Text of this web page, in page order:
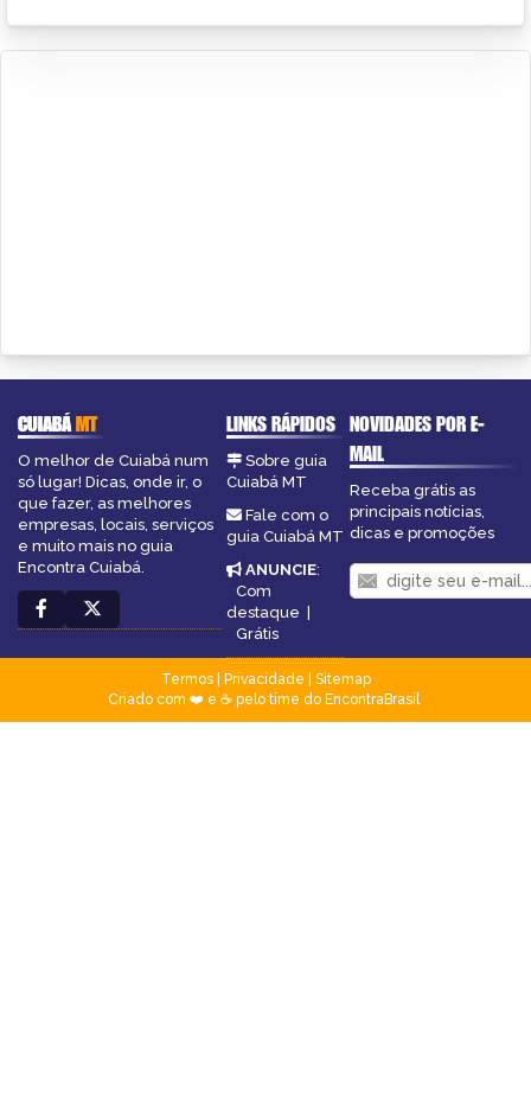
CUIABÁMT
O melhor de Cuiabá num
só lugar! Dicas, onde ir, o
que fazer, as melhores
empresas, locais, serviços
e muito mais no guia
Encontra Cuiabá.
LINKS RÁPIDOS
Sobre guia
Cuiabá MT
Fale com o
guia Cuiabá MT
ANUNCIE:
Com
destaque |
Grátis
NOVIDADES POR E-
MAIL
Receba grátis as
principais notícias,
dicas e promoções
Termos| Privacidade
Sitemap
Criado com ❤️ e ☕ pelo time do EncontraBrasil